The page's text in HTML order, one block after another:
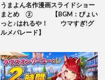
うまよん名作漫画スライドショー
まとめ ② 【BGM：ぴょい
っと♪はれるや！ ウマすぎ!グ
ルメパレード】